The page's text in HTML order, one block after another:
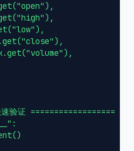
验证 ==================